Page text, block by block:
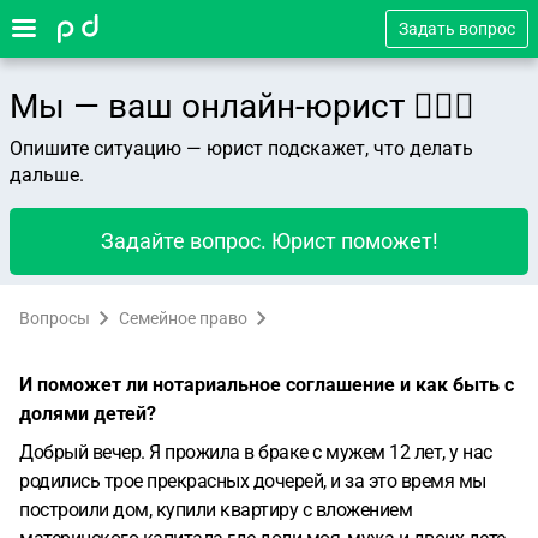
Задать вопрос
Мы — ваш онлайн-юрист 👨🏻‍⚖️
Опишите ситуацию — юрист подскажет, что делать
дальше.
Задайте вопрос. Юрист поможет!
Вопросы Семейное право
И поможет ли нотариальное соглашение и как быть с
долями детей?
Добрый вечер. Я прожила в браке с мужем 12 лет, у нас
родились трое прекрасных дочерей, и за это время мы
построили дом, купили квартиру с вложением